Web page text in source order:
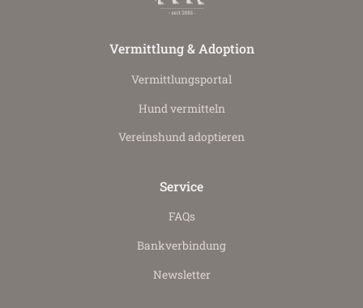
Vermittlung & Adoption
Vermittlungs­portal
Hund vermitteln
Vereinshund adoptieren
Service
FAQs
Bankverbindung
Newsletter